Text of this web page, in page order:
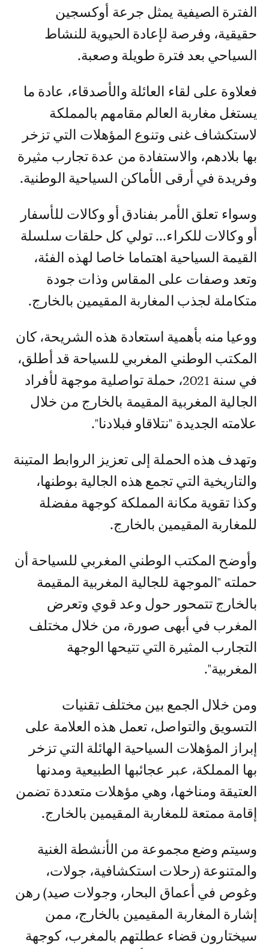
الفترة الصيفية يمثل جرعة أوكسجين
حقيقية، وفرصة لإعادة الحيوية للنشاط
السياحي بعد فترة طويلة وصعبة.
فعلاوة على لقاء العائلة والأصدقاء، عادة ما
يستغل مغاربة العالم مقامهم بالمملكة
لاستكشاف غنى وتنوع المؤهلات التي تزخر
بها بلادهم، والاستفادة من عدة تجارب مثيرة
وفريدة في أرقى الأماكن السياحية الوطنية.
وسواء تعلق الأمر بفنادق أو وكالات للأسفار
أو وكالات للكراء... تولي كل حلقات سلسلة
القيمة السياحية اهتماما خاصا لهذه الفئة،
وتعد وصفات على المقاس وذات جودة
متكاملة لجذب المغاربة المقيمين بالخارج.
ووعيا منه بأهمية استعادة هذه الشريحة، كان
المكتب الوطني المغربي للسياحة قد أطلق،
في سنة 2021، حملة تواصلية موجهة لأفراد
الجالية المغربية المقيمة بالخارج من خلال
علامته الجديدة "نتلاقاو فبلادنا".
وتهدف هذه الحملة إلى تعزيز الروابط المتينة
والتاريخية التي تجمع هذه الجالية بوطنها،
وكذا تقوية مكانة المملكة كوجهة مفضلة
للمغاربة المقيمين بالخارج.
وأوضح المكتب الوطني المغربي للسياحة أن
حملته "الموجهة للجالية المغربية المقيمة
بالخارج تتمحور حول وعد قوي وتعرض
المغرب في أبهى صورة، من خلال مختلف
التجارب المثيرة التي تتيحها الوجهة
المغربية".
ومن خلال الجمع بين مختلف تقنيات
التسويق والتواصل، تعمل هذه العلامة على
إبراز المؤهلات السياحية الهائلة التي تزخر
بها المملكة، عبر عجائبها الطبيعية ومدنها
العتيقة ومناخها، وهي مؤهلات متعددة تضمن
إقامة ممتعة للمغاربة المقيمين بالخارج.
وسيتم وضع مجموعة من الأنشطة الغنية
والمتنوعة (رحلات استكشافية، جولات،
وغوص في أعماق البحار، وجولات صيد) رهن
إشارة المغاربة المقيمين بالخارج، ممن
سيختارون قضاء عطلتهم بالمغرب، كوجهة